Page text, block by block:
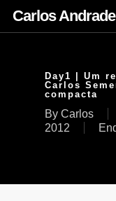
Carlos
Day1 | Um
Carlos
compacta
By Carlos
2012